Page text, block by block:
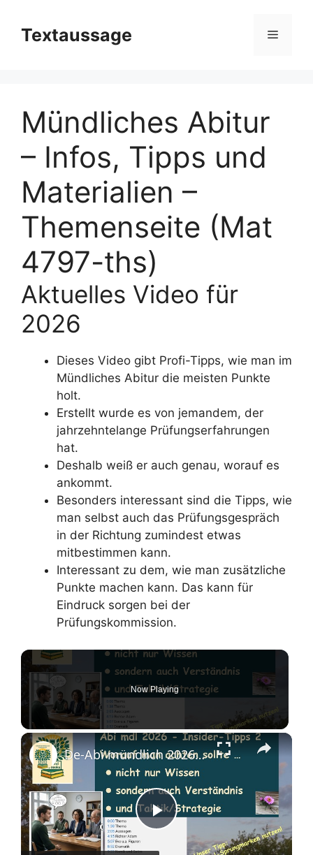
Inhalt
springen
Textaussage Menü
Mündliches Abitur
– Infos, Tipps und
Materialien –
Themenseite (Mat
4797-ths)
Aktuelles Video für
2026
Dieses Video gibt Profi-Tipps, wie man im
Mündliches Abitur die meisten Punkte
holt.
Erstellt wurde es von jemandem, der
jahrzehntelange Prüfungserfahrungen
hat.
Deshalb weiß er auch genau, worauf es
ankommt.
Besonders interessant sind die Tipps, wie
man selbst auch das Prüfungsgespräch
in der Richtung zumindest etwas
mitbestimmen kann.
Interessant zu dem, wie man zusätzliche
Punkte machen kann. Das kann für
Eindruck sorgen bei der
Prüfungskommission.
Now Playing
P
De-Abi mündlich 2026: Insider-Tipps für sicheres Auftreten - mit eigenen Akzenten = Zusatzpunkte